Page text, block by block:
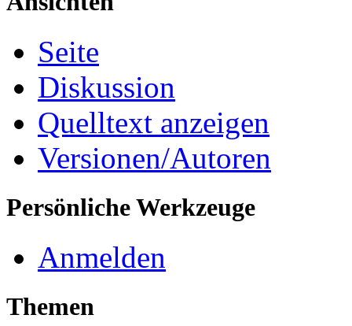
Seite
Diskussion
Quelltext anzeigen
Versionen/Autoren
Persönliche Werkzeuge
Anmelden
Themen